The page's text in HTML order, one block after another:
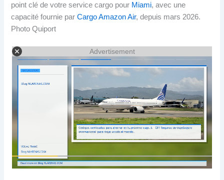
point clé de votre service cargo pour Miami, avec une
capacité fournie parCargo Amazon Air, depuis mars 2026.
Photo Quiport
Advertisement